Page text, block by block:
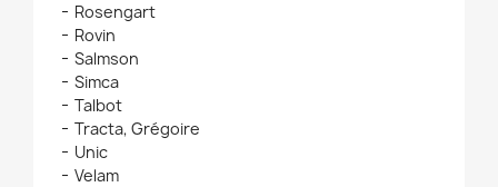
Rosengart
Rovin
Salmson
Simca
Talbot
Tracta, Grégoire
Unic
Velam